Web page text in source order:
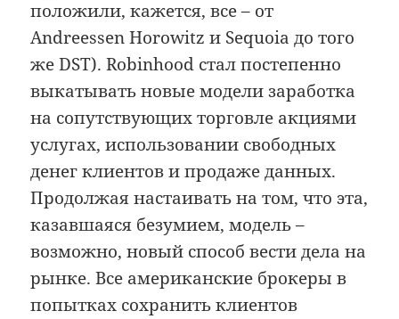
положили, кажется, все – от
Andreessen Horowitz и Sequoia до того
же DST). Robinhood стал постепенно
выкатывать новые модели заработка
на сопутствующих торговле акциями
услугах, использовании свободных
денег клиентов и продаже данных.
Продолжая настаивать на том, что эта,
казавшаяся безумием, модель –
возможно, новый способ вести дела на
рынке. Все американские брокеры в
попытках сохранить клиентов